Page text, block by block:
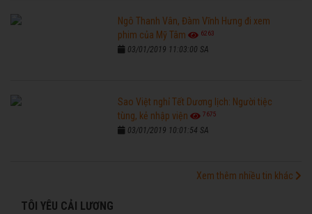
Ngô Thanh Vân, Đàm Vĩnh Hưng đi xem
phim của Mỹ Tâm
6263
03/01/2019 11:03:00 SA
Sao Việt nghỉ Tết Dương lịch: Người tiệc
tùng, kẻ nhập viện
7675
03/01/2019 10:01:54 SA
Xem thêm nhiều tin khác
TÔI YÊU CẢI LƯƠNG